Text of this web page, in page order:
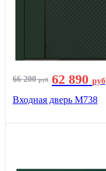
66 200руб 62 890 руб
Входная дверь М738